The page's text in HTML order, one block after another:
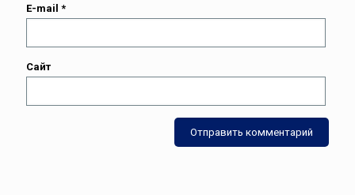
E-mail *
Сайт